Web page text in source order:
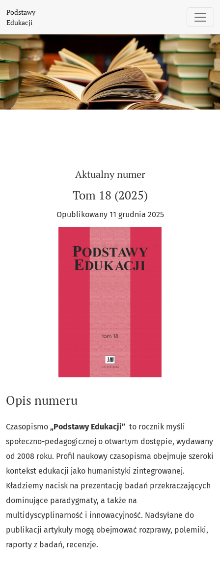
Podstawy Edukacji
Podstawy
Edukacji
Aktualny numer
Tom 18 (2025)
Opublikowany 11 grudnia 2025
Opis numeru
Czasopismo „Podstawy Edukacji” to rocznik myśli
społeczno-pedagogicznej o otwartym dostępie, wydawany
od 2008 roku. Profil naukowy czasopisma obejmuje szeroki
kontekst edukacji jako humanistyki zintegrowanej.
Kładziemy nacisk na prezentację badań przekraczających
dominujące paradygmaty, a także na
multidyscyplinarność i innowacyjność. Nadsyłane do
publikacji artykuły mogą obejmować rozprawy, polemiki,
raporty z badań, recenzje.